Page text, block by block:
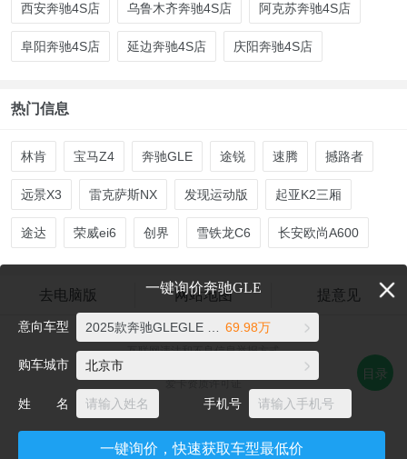
西安奔驰4S店 乌鲁木齐奔驰4S店 阿克苏奔驰4S店
阜阳奔驰4S店 延边奔驰4S店 庆阳奔驰4S店
热门信息
林肯 宝马Z4 奔驰GLE 途锐 速腾 撼路者
远景X3 雷克萨斯NX 发现运动版 起亚K2三厢
途达 荣威ei6 创界 雪铁龙C6 长安欧尚A600
去电脑版 网站地图 提意见
爱卡汽车©2026 xcar.com.cn
互联网违法和不良信息举报方式
电话：021-56776072 邮箱：auto@xcar.com
爱卡资质许可证
目录
一键询价奔驰GLE
意向车型 69.98万
购车城市 北京市
姓 名 手机号
一键询价，快速获取车型最低价